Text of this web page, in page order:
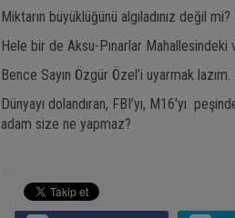
Miktarın büyüklüğünü algıladınız değil mi?
Hele bir de Aksu-Pınarlar Mahallesindeki
Bence Sayın Özgür Özel’i uyarmak lazım.
Dünyayı dolandıran, FBI’yı, M16'yı
adam size ne yapmaz?